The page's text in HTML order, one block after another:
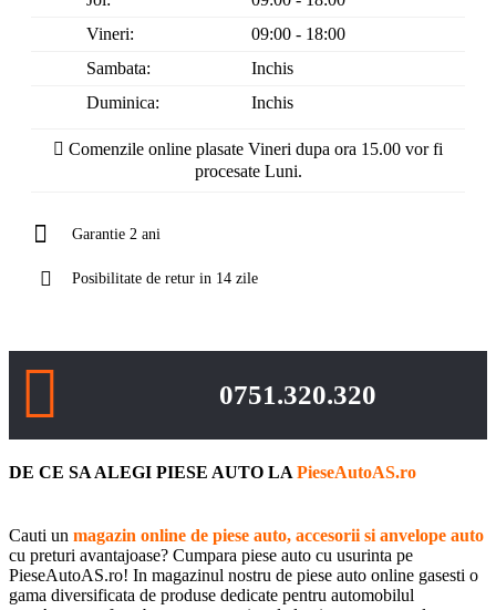
Vineri:
09:00 - 18:00
Sambata:
Inchis
Duminica:
Inchis
Comenzile online plasate Vineri dupa ora 15.00 vor fi
procesate Luni.
Garantie 2 ani
Posibilitate de retur in 14 zile
0751.320.320
DE CE SA ALEGI PIESE AUTO LA PieseAutoAS.ro
Cauti un magazin online de piese auto, accesorii si anvelope auto
cu preturi avantajoase? Cumpara piese auto cu usurinta pe
PieseAutoAS.ro! In magazinul nostru de piese auto online gasesti o
gama diversificata de produse dedicate pentru automobilul